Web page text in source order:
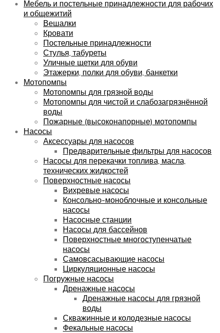
Мебель и постельные принадлежности для рабочих
и общежитий
Вешалки
Кровати
Постельные принадлежности
Стулья, табуреты
Уличные щетки для обуви
Этажерки, полки для обуви, банкетки
Мотопомпы
Мотопомпы для грязной воды
Мотопомпы для чистой и слабозагрязнённой
воды
Пожарные (высоконапорные) мотопомпы
Насосы
Аксессуары для насосов
Предварительные фильтры для насосов
Насосы для перекачки топлива, масла,
технических жидкостей
Поверхностные насосы
Вихревые насосы
Консольно-моноблочные и консольные
насосы
Насосные станции
Насосы для бассейнов
Поверхностные многоступенчатые
насосы
Самовсасывающие насосы
Циркуляционные насосы
Погружные насосы
Дренажные насосы
Дренажные насосы для грязной
воды
Скважинные и колодезные насосы
Фекальные насосы